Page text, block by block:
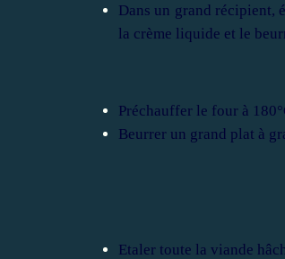
Dans un grand récipient,
la crème liquide et le
Préchauffer le four à
Beurrer un grand plat à
Etaler toute la viande